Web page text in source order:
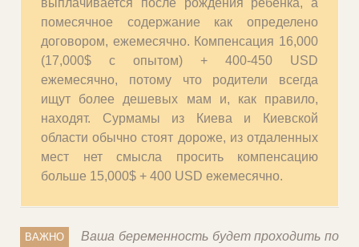
Уважаемые кандидатки, некоторые из вас уже
были в программах и имеют тот или иной опыт с
определенными клиниками, агентствами и т.д.
внизу описаны ключевые моменты, работы с
нами.
Каждая подсадка + 400 USD, оплата проезда
и проживания (если необходимо) на день
подсадки (трансфера эмбрионов)
Кесарево сечение + 1500 USD (по
обследование.
ВНИМАНИЕ- если вы хотите сотрудничать с
нашим агентством и у вас есть знакомые, друзья,
которые хотят стать донорами или сурмамами,
пожалуйста, свяжитесь с нами и мы обсудим
возможные условия сотрудничества. Напишите
на почтуsur4ua@gmail.com
помесячное содержание как определено
договором, ежемесячно. Компенсация 16,000
(17,000$ с опытом) + 400-450 USD
ежемесячно, потому что родители всегда
ищут более дешевых мам и, как правило,
находят. Сурмамы из Киева и Киевской
области обычно стоят дороже, из отдаленных
мест нет смысла просить компенсацию
больше 15,000$ + 400 USD ежемесячно.
ВАЖНО
Ваша беременность будет проходить по